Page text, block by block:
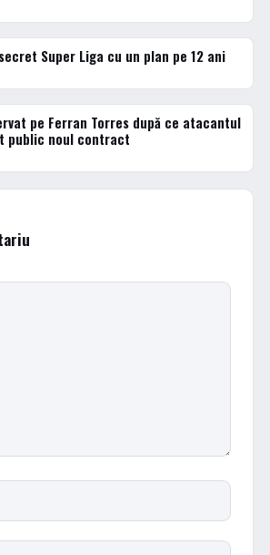
Super Liga cu un plan pe 12 ani
pe Ferran Torres după ce atacantul
public noul contract